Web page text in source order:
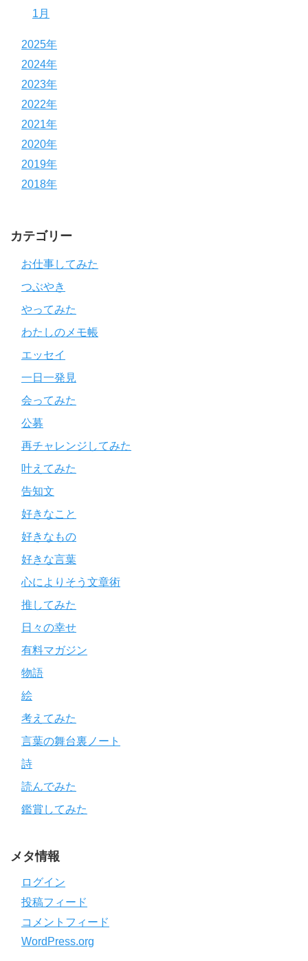
1月
2025年
2024年
2023年
2022年
2021年
2020年
2019年
2018年
カテゴリー
お仕事してみた
つぶやき
やってみた
わたしのメモ帳
エッセイ
一日一発見
会ってみた
公募
再チャレンジしてみた
叶えてみた
告知文
好きなこと
好きなもの
好きな言葉
心によりそう文章術
推してみた
日々の幸せ
有料マガジン
物語
絵
考えてみた
言葉の舞台裏ノート
詩
読んでみた
鑑賞してみた
メタ情報
ログイン
投稿フィード
コメントフィード
WordPress.org